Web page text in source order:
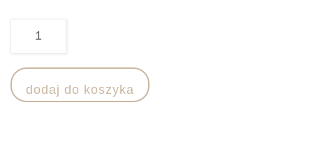
DRUM
-
dodaj do koszyka